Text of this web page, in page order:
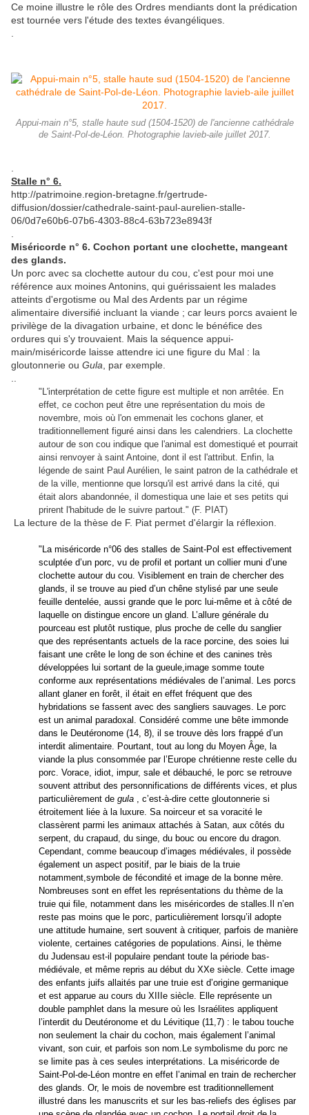
Ce moine illustre le rôle des Ordres mendiants dont la prédication
est tournée vers l'étude des textes évangéliques.
Appui-main n°5, stalle haute sud (1504-1520) de l'ancienne cathédrale
de Saint-Pol-de-Léon. Photographie lavieb-aile juillet 2017.
Stalle n° 6.
http://patrimoine.region-bretagne.fr/gertrude-
diffusion/dossier/cathedrale-saint-paul-aurelien-stalle-
06/0d7e60b6-07b6-4303-88c4-63b723e8943f
Miséricorde n° 6. Cochon portant une clochette, mangeant
des glands.
Un porc avec sa clochette autour du cou, c'est pour moi une
référence aux moines Antonins, qui guérissaient les malades
atteints d'ergotisme ou Mal des Ardents par un régime
alimentaire diversifié incluant la viande ; car leurs porcs avaient le
privilège de la divagation urbaine, et donc le bénéfice des
ordures qui s'y trouvaient. Mais la séquence appui-
main/miséricorde laisse attendre ici une figure du Mal : la
gloutonnerie ou Gula , par exemple.
"L'interprétation de cette figure est multiple et non arrêtée. En
effet, ce cochon peut être une représentation du mois de
novembre, mois où l'on emmenait les cochons glaner, et
traditionnellement figuré ainsi dans les calendriers. La clochette
autour de son cou indique que l'animal est domestiqué et pourrait
ainsi renvoyer à saint Antoine, dont il est l'attribut. Enfin, la
légende de saint Paul Aurélien, le saint patron de la cathédrale et
de la ville, mentionne que lorsqu'il est arrivé dans la cité, qui
était alors abandonnée, il domestiqua une laie et ses petits qui
prirent l'habitude de le suivre partout." (F. PIAT)
La lecture de la thèse de F. Piat permet d'élargir la réflexion.
"La miséricorde n°06 des stalles de Saint-Pol est effectivement
sculptée d’un porc, vu de profil et portant un collier muni d’une
clochette autour du cou. Visiblement en train de chercher des
glands, il se trouve au pied d’un chêne stylisé par une seule
feuille dentelée, aussi grande que le porc lui-même et à côté de
laquelle on distingue encore un gland. L’allure générale du
pourceau est plutôt rustique, plus proche de celle du sanglier
que des représentants actuels de la race porcine, des soies lui
faisant une crête le long de son échine et des canines très
développées lui sortant de la gueule,image somme toute
conforme aux représentations médiévales de l’animal. Les porcs
allant glaner en forêt, il était en effet fréquent que des
hybridations se fassent avec des sangliers sauvages. Le porc
est un animal paradoxal. Considéré comme une bête immonde
dans le Deutéronome (14, 8), il se trouve dès lors frappé d’un
interdit alimentaire. Pourtant, tout au long du Moyen Âge, la
viande la plus consommée par l’Europe chrétienne reste celle du
porc. Vorace, idiot, impur, sale et débauché, le porc se retrouve
souvent attribut des personnifications de différents vices, et plus
particulièrement de gula , c’est-à-dire cette gloutonnerie si
étroitement liée à la luxure. Sa noirceur et sa voracité le
classèrent parmi les animaux attachés à Satan, aux côtés du
serpent, du crapaud, du singe, du bouc ou encore du dragon.
Cependant, comme beaucoup d’images médiévales, il possède
également un aspect positif, par le biais de la truie
notamment,symbole de fécondité et image de la bonne mère.
Nombreuses sont en effet les représentations du thème de la
truie qui file, notamment dans les miséricordes de stalles.Il n’en
reste pas moins que le porc, particulièrement lorsqu’il adopte
une attitude humaine, sert souvent à critiquer, parfois de manière
violente, certaines catégories de populations. Ainsi, le thème
du Judensau est-il populaire pendant toute la période bas-
médiévale, et même repris au début du XXe siècle. Cette image
des enfants juifs allaités par une truie est d’origine germanique
et est apparue au cours du XIIIe siècle. Elle représente un
double pamphlet dans la mesure où les Israélites appliquent
l’interdit du Deutéronome et du Lévitique (11,7) : le tabou touche
non seulement la chair du cochon, mais également l’animal
vivant, son cuir, et parfois son nom.Le symbolisme du porc ne
se limite pas à ces seules interprétations. La miséricorde de
Saint-Pol-de-Léon montre en effet l’animal en train de rechercher
des glands. Or, le mois de novembre est traditionnellement
illustré dans les manuscrits et sur les bas-reliefs des églises par